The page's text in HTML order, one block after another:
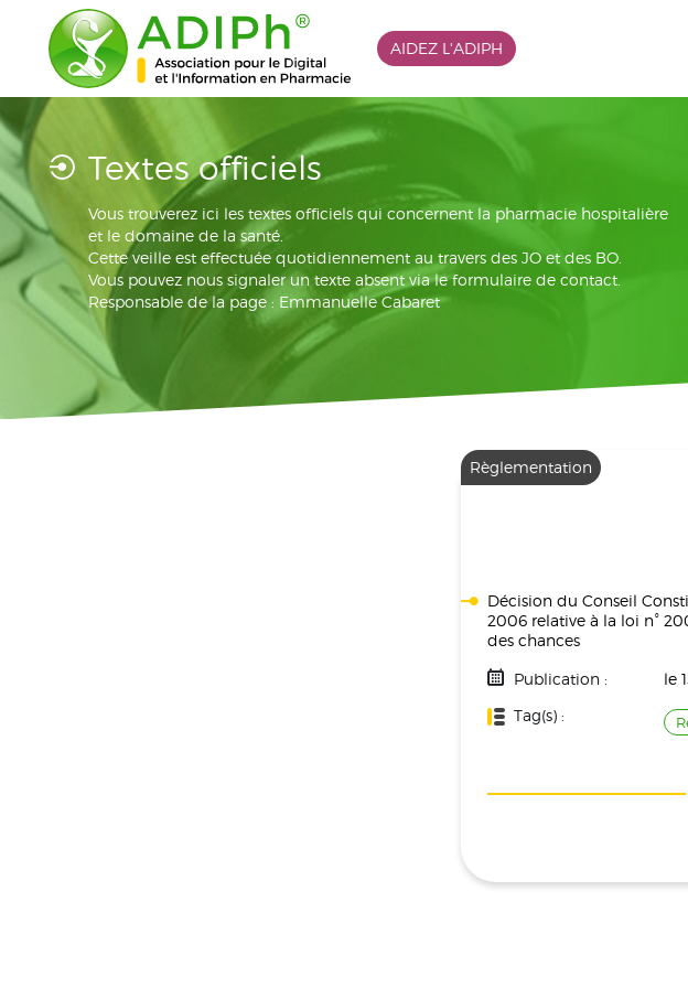
AIDEZ L'ADIPH
Textes officiels
Vous trouverez ici les textes officiels qui concernent la pharmacie hospitalière
et le domaine de la santé.
Cette veille est effectuée quotidiennement au travers des JO et des BO.
Vous pouvez nous signaler un texte absent via le formulaire de contact.
Responsable de la page : Emmanuelle Cabaret
Règlementation
Décision du Conseil
2006 relative à la loi n°
des chances
Publication :
le
Tag(s) :